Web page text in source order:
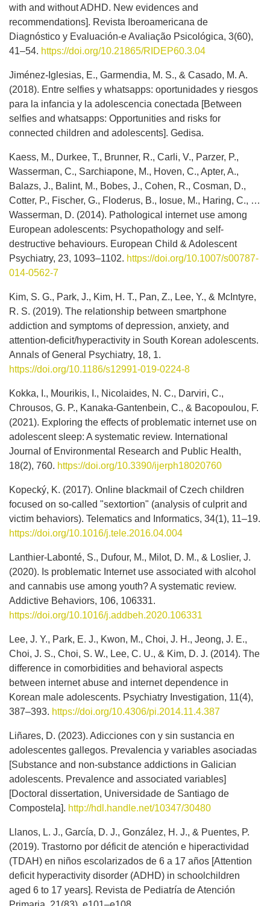
with and without ADHD. New evidences and
recommendations]. Revista Iberoamericana de
Diagnóstico y Evaluación-e Avaliação Psicológica, 3(60),
41–54. https://doi.org/10.21865/RIDEP60.3.04
Jiménez-Iglesias, E., Garmendia, M. S., & Casado, M. A.
(2018). Entre selfies y whatsapps: oportunidades y riesgos
para la infancia y la adolescencia conectada [Between
selfies and whatsapps: Opportunities and risks for
connected children and adolescents]. Gedisa.
Kaess, M., Durkee, T., Brunner, R., Carli, V., Parzer, P.,
Wasserman, C., Sarchiapone, M., Hoven, C., Apter, A.,
Balazs, J., Balint, M., Bobes, J., Cohen, R., Cosman, D.,
Cotter, P., Fischer, G., Floderus, B., Iosue, M., Haring, C., …
Wasserman, D. (2014). Pathological internet use among
European adolescents: Psychopathology and self-
destructive behaviours. European Child & Adolescent
Psychiatry, 23, 1093–1102. https://doi.org/10.1007/s00787-
014-0562-7
Kim, S. G., Park, J., Kim, H. T., Pan, Z., Lee, Y., & McIntyre,
R. S. (2019). The relationship between smartphone
addiction and symptoms of depression, anxiety, and
attention-deficit/hyperactivity in South Korean adolescents.
Annals of General Psychiatry, 18, 1.
https://doi.org/10.1186/s12991-019-0224-8
Kokka, I., Mourikis, I., Nicolaides, N. C., Darviri, C.,
Chrousos, G. P., Kanaka-Gantenbein, C., & Bacopoulou, F.
(2021). Exploring the effects of problematic internet use on
adolescent sleep: A systematic review. International
Journal of Environmental Research and Public Health,
18(2), 760. https://doi.org/10.3390/ijerph18020760
Kopecký, K. (2017). Online blackmail of Czech children
focused on so-called "sextortion" (analysis of culprit and
victim behaviors). Telematics and Informatics, 34(1), 11–19.
https://doi.org/10.1016/j.tele.2016.04.004
Lanthier-Labonté, S., Dufour, M., Milot, D. M., & Loslier, J.
(2020). Is problematic Internet use associated with alcohol
and cannabis use among youth? A systematic review.
Addictive Behaviors, 106, 106331.
https://doi.org/10.1016/j.addbeh.2020.106331
Lee, J. Y., Park, E. J., Kwon, M., Choi, J. H., Jeong, J. E.,
Choi, J. S., Choi, S. W., Lee, C. U., & Kim, D. J. (2014). The
difference in comorbidities and behavioral aspects
between internet abuse and internet dependence in
Korean male adolescents. Psychiatry Investigation, 11(4),
387–393. https://doi.org/10.4306/pi.2014.11.4.387
Liñares, D. (2023). Adicciones con y sin sustancia en
adolescentes gallegos. Prevalencia y variables asociadas
[Substance and non-substance addictions in Galician
adolescents. Prevalence and associated variables]
[Doctoral dissertation, Universidade de Santiago de
Compostela]. http://hdl.handle.net/10347/30480
Llanos, L. J., García, D. J., González, H. J., & Puentes, P.
(2019). Trastorno por déficit de atención e hiperactividad
(TDAH) en niños escolarizados de 6 a 17 años [Attention
deficit hyperactivity disorder (ADHD) in schoolchildren
aged 6 to 17 years]. Revista de Pediatría de Atención